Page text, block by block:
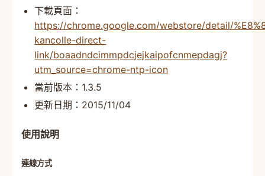
下載頁面：
https://chrome.google.com/webstore/detail/
kancolle-direct-
link/boaadndcimmpdcjejkaipofcnmepdagj?
utm_source=chrome-ntp-icon
當前版本：1.3.5
更新日期：2015/11/04
使用說明
連線方式